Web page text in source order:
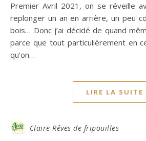
Premier Avril 2021, on se réveille
replonger un an en arrière, un peu
bois… Donc j’ai décidé de quand
parce que tout particulièrement en
qu’on…
LIRE LA SUITE
Claire Rêves de fripouilles